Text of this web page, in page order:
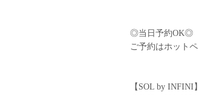
◎当日予約OK◎
ご予約はホット
【SOL by